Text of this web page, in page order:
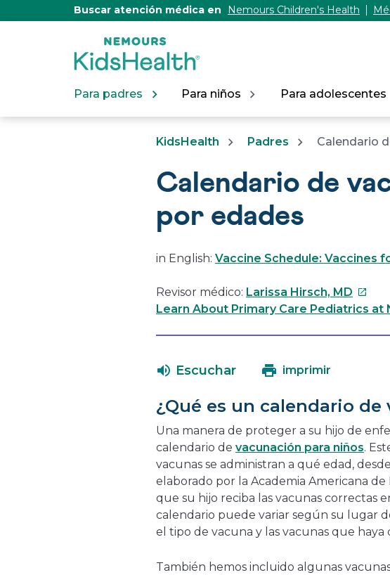
Buscar atención médica en Nemours Children's Health
Para padres Para niños Para adolescentes
KidsHealth Padres Calendario
Calendario de
por edades
in English: Vaccine Schedule: Vaccines
Revisor médico: Larissa Hirsch, MD Este
Learn About Primary Care Pediatrics at
Escuchar imprimir
¿Qué es un calendario de
Una manera de proteger a su hijo de
calendario de vacunación para niños.
vacunas se administran a qué edad,
elaborado por la Academia Americana
que su hijo reciba las vacunas correctas
calendario puede variar según su lugar
el tipo de vacuna y las vacunas que haya
También hemos incluido algunas